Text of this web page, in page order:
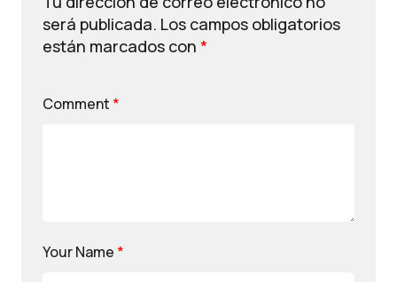
será publicada. Los campos obligatorios
están marcados con *
Comment *
Your Name *